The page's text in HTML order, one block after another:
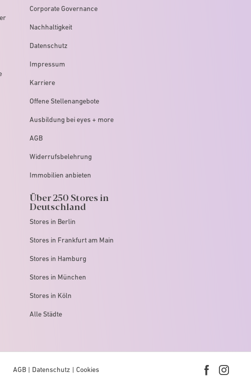
Corporate Governance
Nachhaltigkeit
Datenschutz
Impressum
Karriere
Offene Stellenangebote
Ausbildung bei eyes + more
AGB
Widerrufsbelehrung
Immobilien anbieten
Über 250 Stores in
Deutschland
Stores in Berlin
Stores in Frankfurt am Main
Stores in Hamburg
Stores in München
Stores in Köln
Alle Städte
AGB Datenschutz Cookies